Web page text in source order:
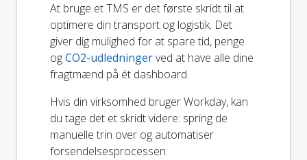
At bruge et TMS er det første skridt til at
optimere din transport og logistik. Det
giver dig mulighed for at spare tid, penge
ogCO2-udledningerved at have alle dine
fragtmænd på ét dashboard.
Hvis din virksomhed bruger Workday, kan
du tage det et skridt videre: spring de
manuelle trin over og automatiser
forsendelsesprocessen.